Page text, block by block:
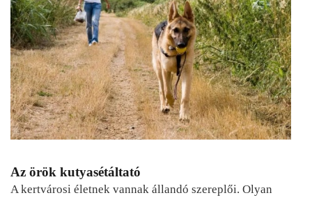
Az örök kutyasétáltató
A kertvárosi életnek vannak állandó szereplői. Olyan